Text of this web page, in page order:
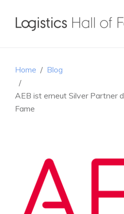
Home Blog
AEB ist erneut Silver Partner
Fame